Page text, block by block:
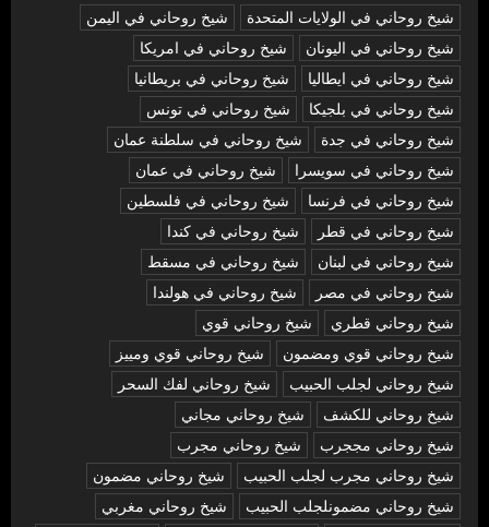
شيخ روحاني في الولايات المتحدة
شيخ روحاني في اليمن
شيخ روحاني في اليونان
شيخ روحاني في امريكا
شيخ روحاني في ايطاليا
شيخ روحاني في بريطانيا
شيخ روحاني في بلجيكا
شيخ روحاني في تونس
شيخ روحاني في جدة
شيخ روحاني في سلطنة عمان
شيخ روحاني في سويسرا
شيخ روحاني في عمان
شيخ روحاني في فرنسا
شيخ روحاني في فلسطين
شيخ روحاني في قطر
شيخ روحاني في كندا
شيخ روحاني في لبنان
شيخ روحاني في مسقط
شيخ روحاني في مصر
شيخ روحاني في هولندا
شيخ روحاني قطري
شيخ روحاني قوي
شيخ روحاني قوي ومضمون
شيخ روحاني قوي ومييز
شيخ روحاني لجلب الحبيب
شيخ روحاني لفك السحر
شيخ روحاني للكشف
شيخ روحاني مجاني
شيخ روحاني مججرب
شيخ روحاني مجرب
شيخ روحاني مجرب لجلب الحبيب
شيخ روحاني مضمون
شيخ روحاني مضمونلجلب الحبيب
شيخ روحاني مغربي